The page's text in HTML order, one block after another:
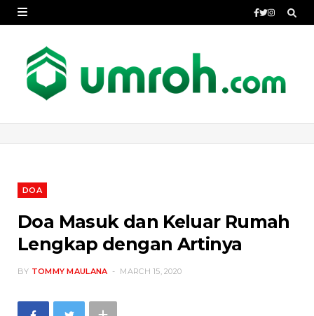
DOA
Doa Masuk dan Keluar Rumah
Lengkap dengan Artinya
BY TOMMY MAULANA MARCH 15, 2020